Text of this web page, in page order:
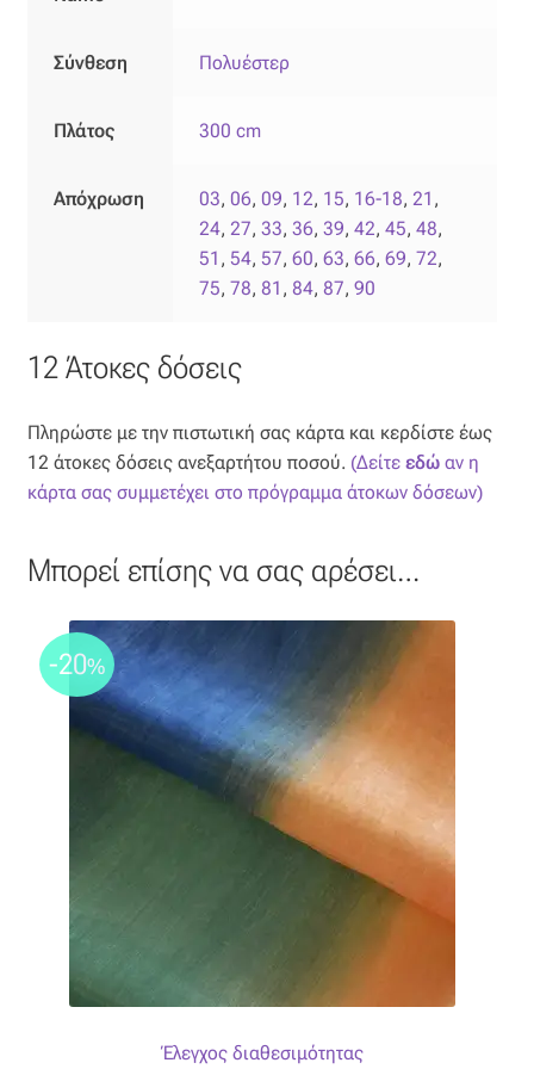
Σύνθεση Πολυέστερ
Πλάτος 300 cm
Απόχρωση 03,06,09, 12, 15, 16-18,21 ,
24,27,33,36,39,42,45,48,
51 ,54,57,60,63,66,69,72,
75,78,81 ,84,87,90
12 Άτοκες δόσεις
Πληρώστε με την πιστωτική σας κάρτα και κερδίστε έως
12 άτοκες δόσεις ανεξαρτήτου ποσού. (Δείτε εδώαν η
κάρτα σας συμμετέχει στο πρόγραμμα άτοκων δόσεων)
Μπορεί επίσης να σας αρέσει…
Έλεγχος διαθεσιμότητας
-20%